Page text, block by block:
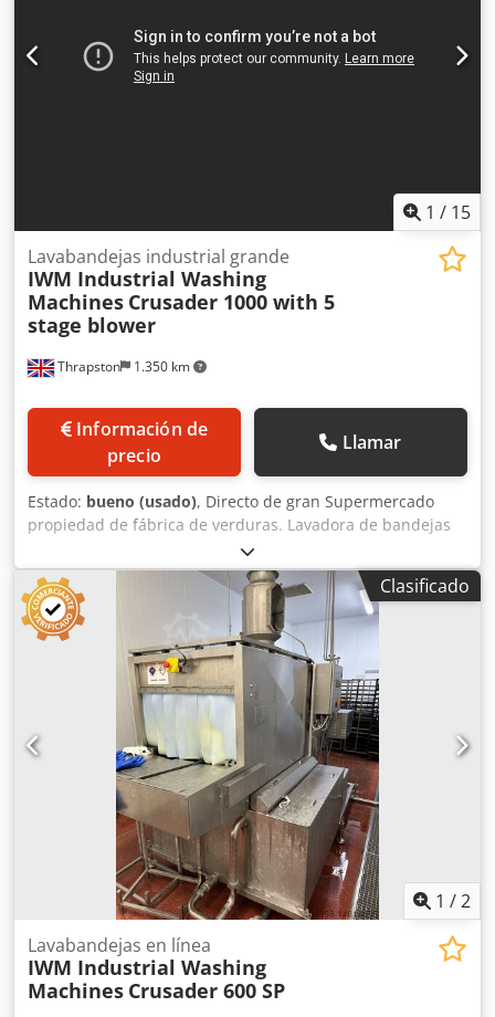
1 / 15
Thrapston 1.350 km
Lavabandejas industrial grande
IWM Industrial Washing
Machines Crusader 1000 with 5
stage blower
Información de
precio
Llamar
Estado: bueno (usado), Directo de gran Supermercado
propiedad de fábrica de verduras. Lavadora de bandejas
en línea con secadora. Sistema de alto rendimiento.
Dcsdpfx Apsu Ixt Djvsk
Clasificado
1 /2
Lavabandejas en línea
IWM Industrial Washing
Machines Crusader 600 SP